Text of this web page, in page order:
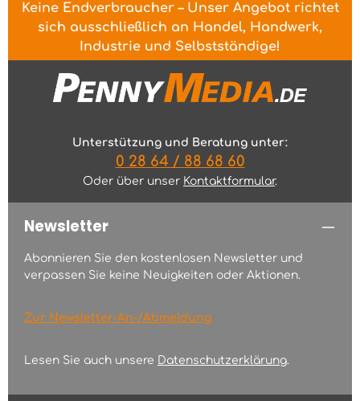
Keine Endverbraucher – Unser Angebot richtet
sich ausschließlich an Handel, Handwerk,
Industrie und Selbstständige!
Unterstützung und Beratung unter:
0 28 64 / 88 68 60
Oder über unser Kontaktformular.
Newsletter
Abonnieren Sie den kostenlosen Newsletter und
verpassen Sie keine Neuigkeiten oder Aktionen.
Zur Newsletter-An-/Abmeldung
Lesen Sie auch unsere Datenschutzerklärung.